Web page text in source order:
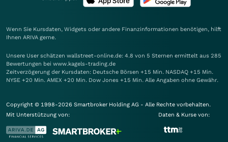
Wenn Sie Kursdaten, Widgets oder andere Finanzinformationen benötigen, hilft
Ihnen ARIVA gerne.
Unsere User schätzen wallstreet-online.de: 4.8 von 5 Sternen ermittelt aus 285
Bewertungen bei www.kagels-trading.de
Zeitverzögerung der Kursdaten: Deutsche Börsen +15 Min. NASDAQ +15 Min.
NYSE +20 Min. AMEX +20 Min. Dow Jones +15 Min. Alle Angaben ohne Gewähr.
Copyright © 1998-2026 Smartbroker Holding AG - Alle Rechte vorbehalten.
Mit Unterstützung von:
Daten & Kurse von: